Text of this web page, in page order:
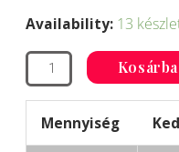
Availability: 13
bárány
(puha)
mennyiség
Mennyiség